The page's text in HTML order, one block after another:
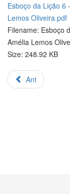
Esboço da Lição 6
Lemos Oliveira.pdf
Filename: Esboço
Amélia Lemos
Size: 248.92 KB
Ant